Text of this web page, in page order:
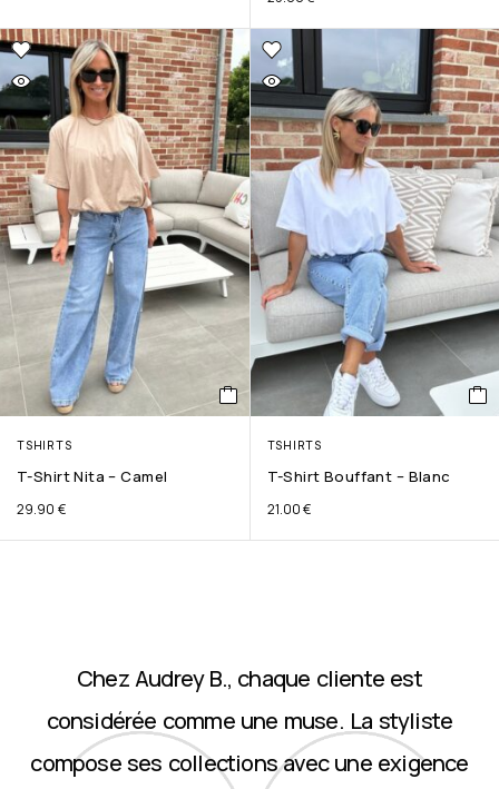
TSHIRTS
T-Shirt Nita – Camel
29.90 €
TSHIRTS
T-Shirt Bouffant – Blanc
21.00€
Chez Audrey B., chaque cliente est
considérée comme une muse. La styliste
compose ses collections avec une exigence